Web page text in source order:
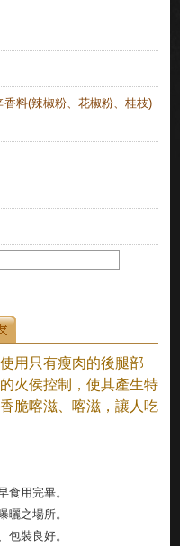
料(辣椒粉、花椒粉、桂枝)
用只有瘦肉的後腿部
火侯控制，使其產生特
脆喀滋、喀滋，讓人吃
食用完畢。
曬之場所。
裝良好。